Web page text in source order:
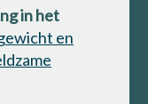
in het
en